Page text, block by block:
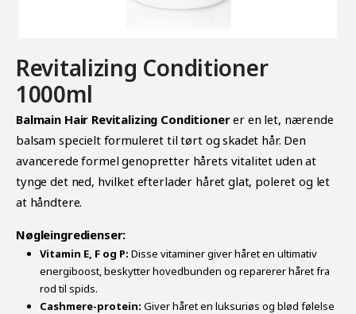
Revitalizing Conditioner
1000ml
Balmain Hair Revitalizing Conditionerer en let, nærende
balsam specielt formuleret til tørt og skadet hår. Den
avancerede formel genopretter hårets vitalitet uden at
tynge det ned, hvilket efterlader håret glat, poleret og let
at håndtere.
Nøgleingredienser:
Vitamin E, F og P: Disse vitaminer giver håret en ultimativ
energiboost, beskytter hovedbunden og reparerer håret fra
rod til spids.
Cashmere-protein: Giver håret en luksuriøs og blød følelse